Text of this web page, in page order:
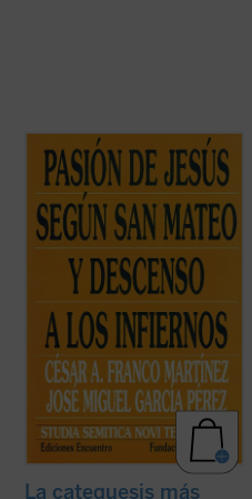
Este nuevo volumen deStudia Semitica
Novi Testamenti se centra en textos de la
Pasión de Jesús en Mateo que han
suscitado mucho debate. Excepto el que se
refiere a Barrabás, pertenecen al material
propio de Mateo, que ha sido estudiado ...
(ver ficha)
La catequesis más